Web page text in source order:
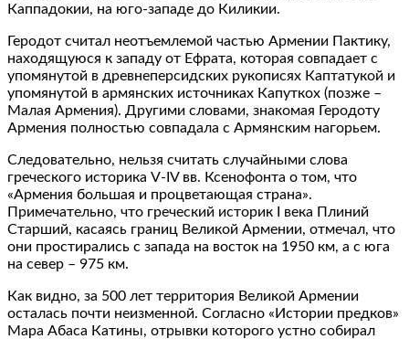
Каппадокии, на юго-западе до Киликии.
Геродот считал неотъемлемой частью Армении Пактику,
находящуюся к западу от Ефрата, которая совпадает с
упомянутой в древнеперсидских рукописях Каптатукой и
упомянутой в армянских источниках Капуткох (позже –
Малая Армения). Другими словами, знакомая Геродоту
Армения полностью совпадала с Армянским нагорьем.
Следовательно, нельзя считать случайными слова
греческого историка V-IV вв. Ксенофонта о том, что
«Армения большая и процветающая страна».
Примечательно, что греческий историк Ι века Плиний
Старший, касаясь границ Великой Армении, отмечал, что
они простирались с запада на восток на 1950 км, а с юга
на север – 975 км.
Как видно, за 500 лет территория Великой Армении
осталась почти неизменной. Согласно «Истории предков»
Мара Абаса Катины, отрывки которого устно собирал